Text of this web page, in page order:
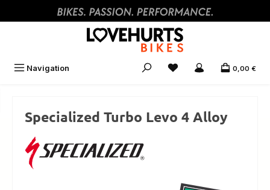
Zum Hauptinhalt springen
Navigation 0,00 €
Specialized Turbo Levo 4 Alloy